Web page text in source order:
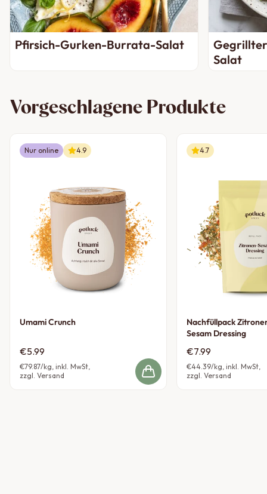
Pfirsich-Gurken-Burrata-Salat
Salat
Vorgeschlagene Produkte
Nur online 4.9
Umami Crunch
€5.99
€79.87/kg, inkl. MwSt,
zzgl. Versand
4.7
Nachfüllpack
Sesam Dressing
€7.99
€44.39/kg, inkl. MwSt,
zzgl. Versand